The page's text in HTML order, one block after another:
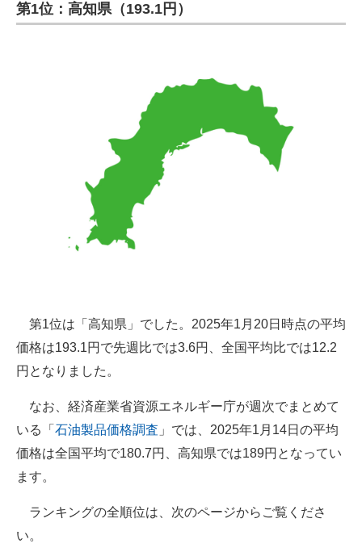
第1位：高知県（193.1円）
第1位は「高知県」でした。2025年1月20日時点の平均
価格は193.1円で先週比では3.6円、全国平均比では12.2
円となりました。
なお、経済産業省資源エネルギー庁が週次でまとめて
いる「 石油製品価格調査 」では、2025年1月14日の平均
価格は全国平均で180.7円、高知県では189円となってい
ます。
ランキングの全順位は、次のページからご覧くださ
い。